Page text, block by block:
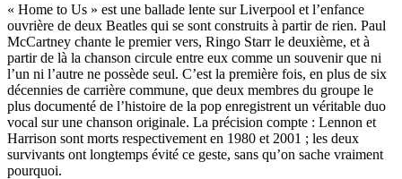
« Home to Us » est une ballade lente sur Liverpool et l’enfance
ouvrière de deux Beatles qui se sont construits à partir de rien. Paul
McCartney chante le premier vers, Ringo Starr le deuxième, et à
partir de là la chanson circule entre eux comme un souvenir que ni
l’un ni l’autre ne possède seul. C’est la première fois, en plus de six
décennies de carrière commune, que deux membres du groupe le
plus documenté de l’histoire de la pop enregistrent un véritable duo
vocal sur une chanson originale. La précision compte : Lennon et
Harrison sont morts respectivement en 1980 et 2001 ; les deux
survivants ont longtemps évité ce geste, sans qu’on sache vraiment
pourquoi.